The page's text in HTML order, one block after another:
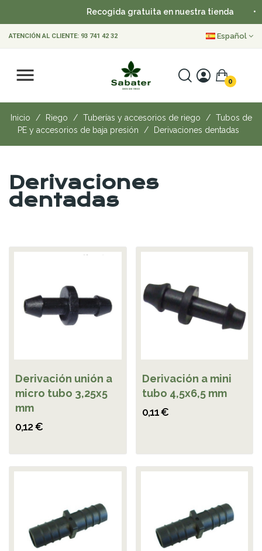
Recogida gratuita en nuestra tienda
ATENCIÓN AL CLIENTE: 93 741 42 32 Español
0
Inicio Riego Tuberías y accesorios de riego
Tubos de
PE y accesorios de baja presión
Derivaciones dentadas
Derivaciones
dentadas
Derivación unión a
micro tubo 3,25x5
mm
0,12 €
Derivación a mini
tubo 4,5x6,5 mm
0,11 €